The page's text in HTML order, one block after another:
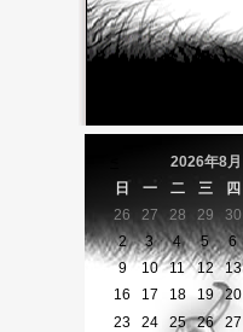
2026年8月
日
一 二 三 四
26
27 28 29 30
2
3 4 5 6
9
10 11 12 13
16
17 18 19 20
23
24 25 26 27